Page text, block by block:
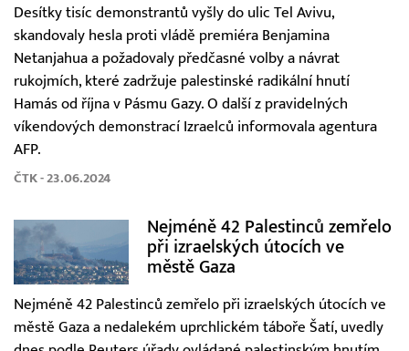
Desítky tisíc demonstrantů vyšly do ulic Tel Avivu,
skandovaly hesla proti vládě premiéra Benjamina
Netanjahua a požadovaly předčasné volby a návrat
rukojmích, které zadržuje palestinské radikální hnutí
Hamás od října v Pásmu Gazy. O další z pravidelných
víkendových demonstrací Izraelců informovala agentura
AFP.
ČTK - 23.06.2024
Nejméně 42 Palestinců zemřelo
při izraelských útocích ve
městě Gaza
Nejméně 42 Palestinců zemřelo při izraelských útocích ve
městě Gaza a nedalekém uprchlickém táboře Šatí, uvedly